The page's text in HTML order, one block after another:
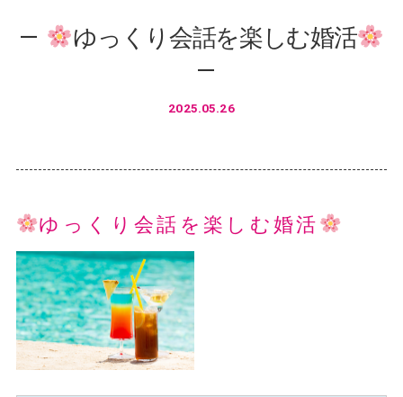
ゆっくり会話を楽しむ婚活
2025.05.26
ゆっくり会話を楽しむ婚活